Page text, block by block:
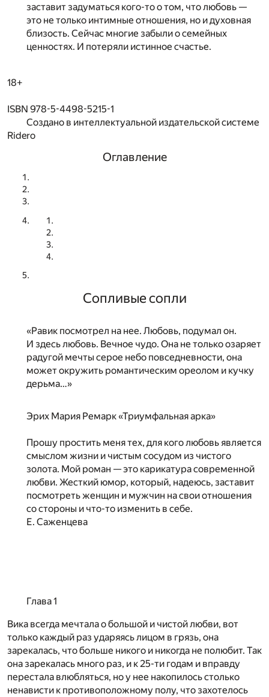
заставит задуматься кого-то о том, что любовь —
это не только интимные отношения, но и духовная
близость. Сейчас многие забыли о семейных
ценностях. И потеряли истинное счастье.
18+
ISBN 978-5-4498-5215-1
Создано в интеллектуальной издательской системе
Ridero
Оглавление
Сопливые сопли
«Равик посмотрел на нее. Любовь, подумал он.
И здесь любовь. Вечное чудо. Она не только озаряет
радугой мечты серое небо повседневности, она
может окружить романтическим ореолом и кучку
дерьма…»
Эрих Мария Ремарк «Триумфальная арка»
Прошу простить меня тех, для кого любовь является
смыслом жизни и чистым сосудом из чистого
золота. Мой роман — это карикатура современной
любви. Жесткий юмор, который, надеюсь, заставит
посмотреть женщин и мужчин на свои отношения
со стороны и что-то изменить в себе.
Е. Саженцева
Глава 1
Вика всегда мечтала о большой и чистой любви, вот
только каждый раз ударяясь лицом в грязь, она
зарекалась, что больше никого и никогда не полюбит. Так
она зарекалась много раз, и к 25-ти годам и вправду
перестала влюбляться, но у нее накопилось столько
ненависти к противоположному полу, что захотелось